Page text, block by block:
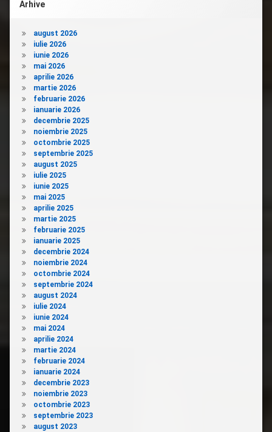
Arhive
august 2026
iulie 2026
iunie 2026
mai 2026
aprilie 2026
martie 2026
februarie 2026
ianuarie 2026
decembrie 2025
noiembrie 2025
octombrie 2025
septembrie 2025
august 2025
iulie 2025
iunie 2025
mai 2025
aprilie 2025
martie 2025
februarie 2025
ianuarie 2025
decembrie 2024
noiembrie 2024
octombrie 2024
septembrie 2024
august 2024
iulie 2024
iunie 2024
mai 2024
aprilie 2024
martie 2024
februarie 2024
ianuarie 2024
decembrie 2023
noiembrie 2023
octombrie 2023
septembrie 2023
august 2023